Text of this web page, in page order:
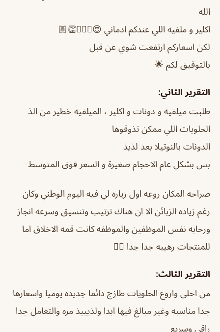
الله
اكلير و ملفيه اللي عندكم ادماني 😍🤦🏻‍♀️👏🏼
لكن اسعاركم ارتفعت شوي عن قبل
بالتوفيق لكم 🌟
التقرير الثاني:
طلبت ميلفيه و دونات و اكلير ، الميلفيه خطير من الذ
الحلويات اللي ممكن تذوقوها
الدونات بالنوتيلا بعد لذيذ
بس بشكل عام الاحجام صغيرة و السعر فوق المتوسط
صراحه المكان روعه اول زياره لي فيه اليوم الوطني وكان
رغم زياده الزبائن الا ان هناك ترتيب وتنسيق وسرعه انجاز
ورحابه نفس الموظفين والموظفه كانت قمه الاخلاق اما
للمنتجات رهيبه جدا جدا 👌🏻
التقرير الثالث:
من احلى واروع الحلويات طازج دائما جديده يوميا واسعارها
جدا مناسبه وغير مبالغ فيها ابدا ولذيييذ مره والتعامل جدا
راقي وسريع